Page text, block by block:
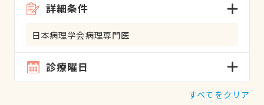
詳細条件
日本病理学会病理専門医
診療曜日
すべてをクリア